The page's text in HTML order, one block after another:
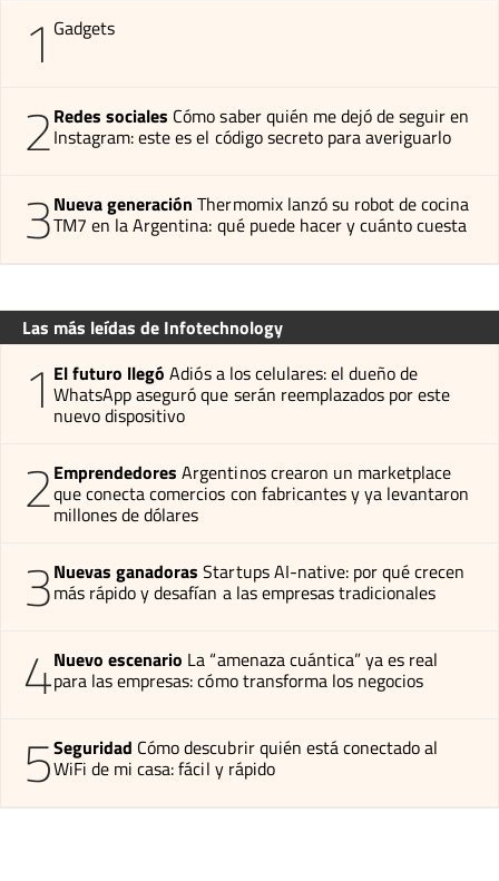
1 Gadgets
2Redes sociales Cómo saber quién me dejó de seguir en
Instagram: este es el código secreto para averiguarlo
3Nueva generación Thermomix lanzó su robot de cocina
TM7 en la Argentina: qué puede hacer y cuánto cuesta
Las más leídas de Infotechnology
1 El futuro llegó Adiós a los celulares: el dueño de
WhatsApp aseguró que serán reemplazados por este
nuevo dispositivo
2Emprendedores Argentinos crearon un marketplace
que conecta comercios con fabricantes y ya levantaron
millones de dólares
3Nuevas ganadoras Startups AI-native: por qué crecen
más rápido y desafían a las empresas tradicionales
4Nuevo escenario La “amenaza cuántica” ya es real
para las empresas: cómo transforma los negocios
5Seguridad Cómo descubrir quién está conectado al
WiFi de mi casa: fácil y rápido